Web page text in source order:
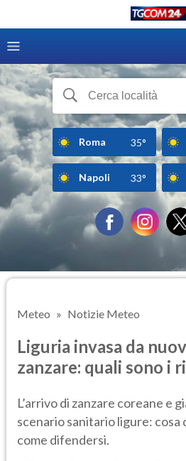
Roma 35°
Napoli 33°
Meteo Notizie Meteo
Liguria invasa da
zanzare: quali sono i
L’arrivo di zanzare coreane e
scenario sanitario ligure: cosa
come difendersi.